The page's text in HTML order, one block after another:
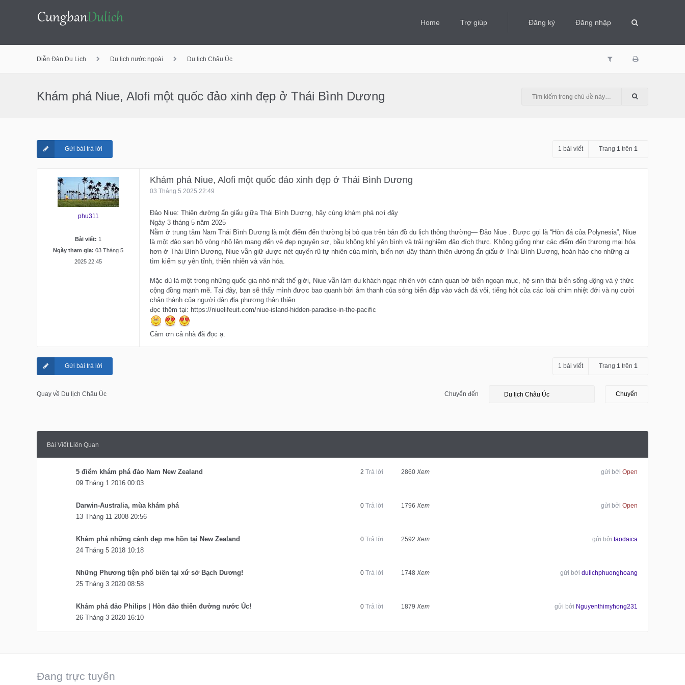
Home Trợ giúp Đăng ký Đăng nhập
Diễn Đàn Du Lịch Du lịch nước ngoài Du lịch Châu Úc
Khám phá Niue, Alofi một quốc đảo xinh đẹp ở Thái Bình Dương
Gửi bài trả lời 1 bài viết Trang 1 trên 1
phu311
Bài viết: 1
Ngày tham gia: 03 Tháng 5
2025 22:45
Khám phá Niue, Alofi một quốc đảo xinh đẹp ở Thái Bình Dương
03 Tháng 5 2025 22:49
Đảo Niue: Thiên đường ẩn giấu giữa Thái Bình Dương, hãy cùng khám phá nơi đây
Ngày 3 tháng 5 năm 2025
Nằm ở trung tâm Nam Thái Bình Dương là một điểm đến thường bị bỏ qua trên bản đồ du lịch thông thường— Đảo Niue . Được gọi là “Hòn đá của Polynesia”, Niue
là một đảo san hô vòng nhô lên mang đến vẻ đẹp nguyên sơ, bầu không khí yên bình và trải nghiệm đảo đích thực. Không giống như các điểm đến thương mại hóa
hơn ở Thái Bình Dương, Niue vẫn giữ được nét quyến rũ tự nhiên của mình, biến nơi đây thành thiên đường ẩn giấu ở Thái Bình Dương, hoàn hảo cho những ai
tìm kiếm sự yên tĩnh, thiên nhiên và văn hóa.
Mặc dù là một trong những quốc gia nhỏ nhất thế giới, Niue vẫn làm du khách ngạc nhiên với cảnh quan bờ biển ngoạn mục, hệ sinh thái biển sống động và ý thức
cộng đồng mạnh mẽ. Tại đây, bạn sẽ thấy mình được bao quanh bởi âm thanh của sóng biển đập vào vách đá vôi, tiếng hót của các loài chim nhiệt đới và nụ cười
chân thành của người dân địa phương thân thiện.
đọc thêm tại: https://niuelifeuit.com/niue-island-hidden-paradise-in-the-pacific
Cảm ơn cả nhà đã đọc ạ.
Gửi bài trả lời 1 bài viết Trang 1 trên 1
Quay về Du lịch Châu Úc Chuyển đến Chuyển
Bài Viết Liên Quan
5 điểm khám phá đảo Nam New Zealand
09 Tháng 1 2016 00:03
2 Trả lời 2860Xem gửi bởi Open
Darwin-Australia, mùa khám phá
13 Tháng 11 2008 20:56
0 Trả lời 1796Xem gửi bởi Open
Khám phá những cảnh đẹp me hồn tại New Zealand
24 Tháng 5 2018 10:18
0 Trả lời 2592Xem gửi bởi taodaica
Những Phương tiện phổ biến tại xứ sở Bạch Dương!
25 Tháng 3 2020 08:58
0 Trả lời 1748Xem gửi bởi dulichphuonghoang
Khám phá đảo Philips | Hòn đảo thiên đường nước Úc!
26 Tháng 3 2020 16:10
0 Trả lời 1879Xem gửi bởi Nguyenthimyhong231
Đang trực tuyến